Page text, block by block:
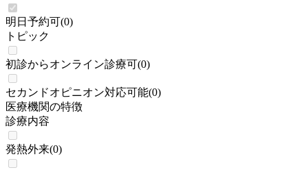
明日予約可(0)
トピック
初診からオンライン診療可(0)
セカンドオピニオン対応可能(0)
医療機関の特徴
診療内容
発熱外来(0)